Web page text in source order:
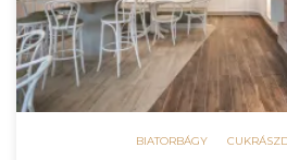
BIATORBÁGY